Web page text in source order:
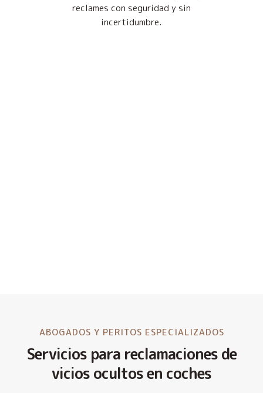
reclames con seguridad y sin
incertidumbre.
ABOGADOS Y PERITOS ESPECIALIZADOS
Servicios para reclamaciones de
vicios ocultos en coches